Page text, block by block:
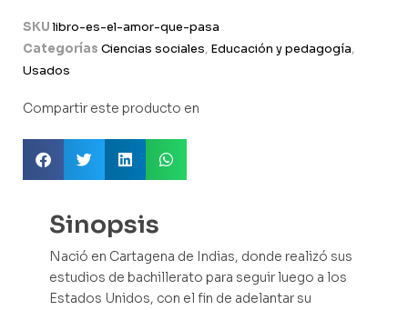
SKUlibro-es-el-amor-que-pasa
Categorías Ciencias sociales, Educación y pedagogía,
Usados
Compartir este producto en
Sinopsis
Nació en Cartagena de Indias, donde realizó sus
estudios de bachillerato para seguir luego a los
Estados Unidos, con el fin de adelantar su